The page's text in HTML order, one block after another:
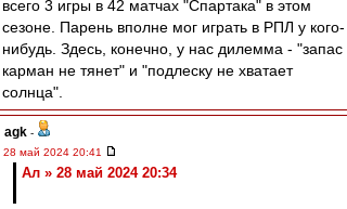
всего 3 игры в 42 матчах "Спартака" в этом
сезоне. Парень вполне мог играть в РПЛ у кого-
нибудь. Здесь, конечно, у нас дилемма - "запас
карман не тянет" и "подлеску не хватает
солнца".
agk -
28 май 2024 20:41
Ал » 28 май 2024 20:34